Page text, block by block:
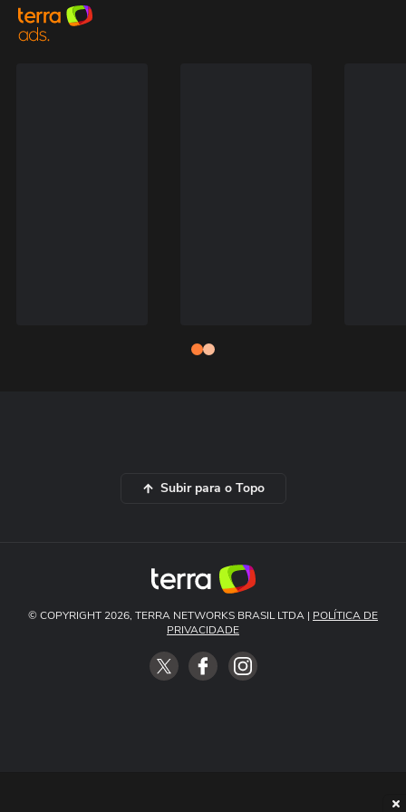
Subir para o Topo
© COPYRIGHT 2026, TERRA NETWORKS BRASIL LTDA | POLÍTICA DE
PRIVACIDADE